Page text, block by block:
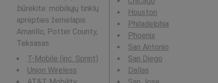
žiūrėkite: mobiliųjų tinklų
aprėpties žemėlapis
Amarillo, Potter County,
Teksasas .
T-Mobile (inc. Sprint)
Union Wireless
Houston
Philadelphia
Phoenix
San Antonio
San Diego
Dallas